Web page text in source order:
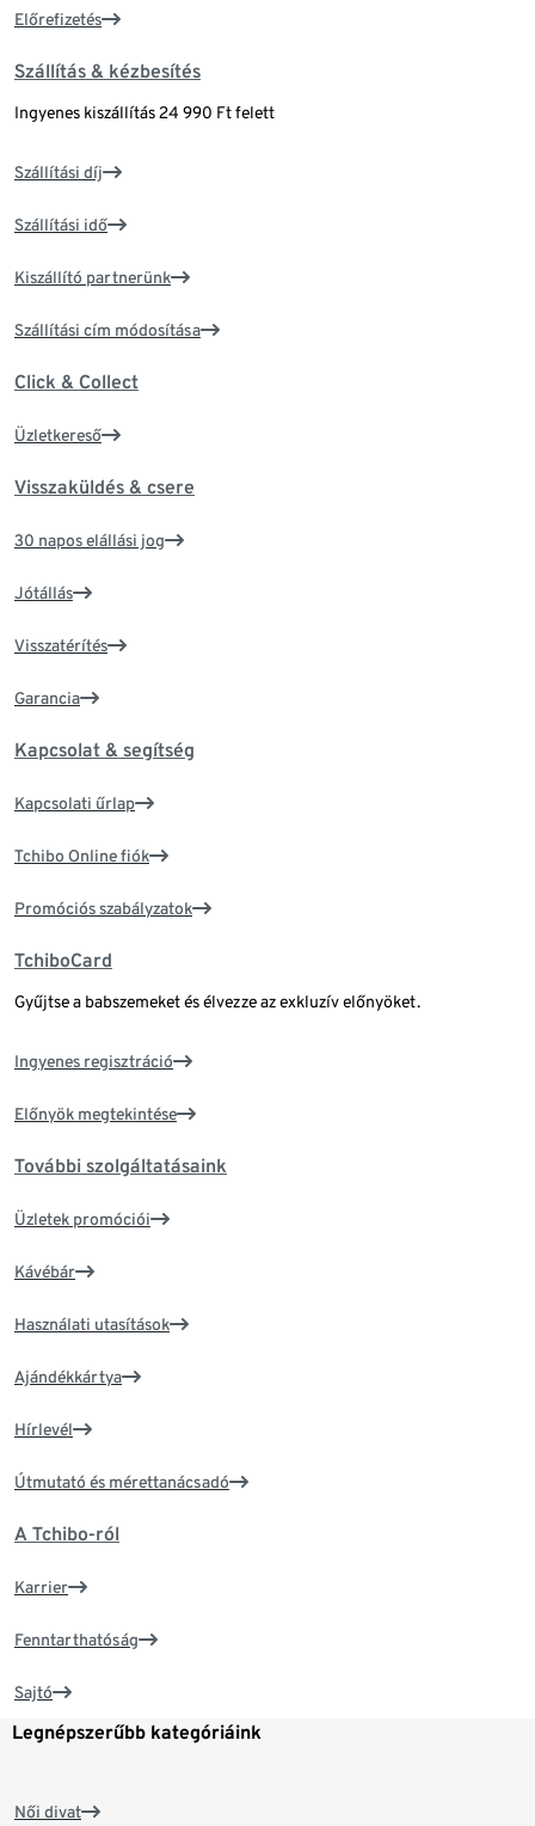
Előrefizetés
Szállítás & kézbesítés
Ingyenes kiszállítás 24 990 Ft felett
Szállítási díj
Szállítási idő
Kiszállító partnerünk
Szállítási cím módosítása
Click & Collect
Üzletkereső
Visszaküldés & csere
30 napos elállási jog
Jótállás
Visszatérítés
Garancia
Kapcsolat & segítség
Kapcsolati űrlap
Tchibo Online fiók
Promóciós szabályzatok
TchiboCard
Gyűjtse a babszemeket és élvezze az exkluzív előnyöket.
Ingyenes regisztráció
Előnyök megtekintése
További szolgáltatásaink
Üzletek promóciói
Kávébár
Használati utasítások
Ajándékkártya
Hírlevél
Útmutató és mérettanácsadó
A Tchibo-ról
Karrier
Fenntarthatóság
Sajtó
Legnépszerűbb kategóriáink
Női divat